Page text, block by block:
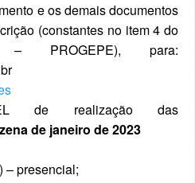
e os demais documentos
(constantes no item 4 do
– PROGEPE), para:
de realização das
de janeiro de 2023
– presencial;